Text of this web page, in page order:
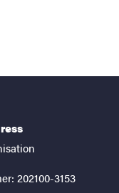
202100-3153